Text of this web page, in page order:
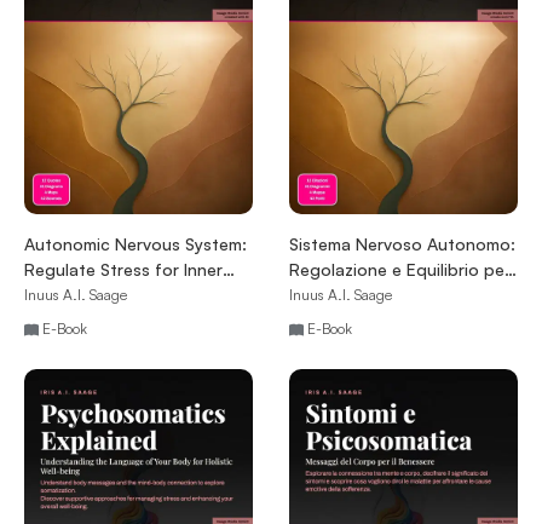
Autonomic Nervous System:
Regulate Stress for Inner
Calm
Inuus A.I. Saage
E-Book
Sistema Nervoso Autonomo:
Regolazione e Equilibrio per
la Salute
Inuus A.I. Saage
E-Book